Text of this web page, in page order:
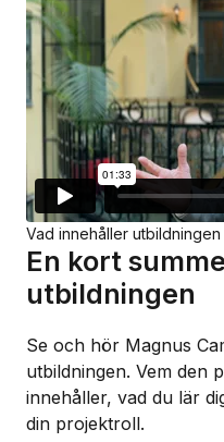
Vad innehåller
En kort
utbildningen
Se och hör Magnus
utbildningen. Vem den
innehåller, vad du lär
din projektroll.